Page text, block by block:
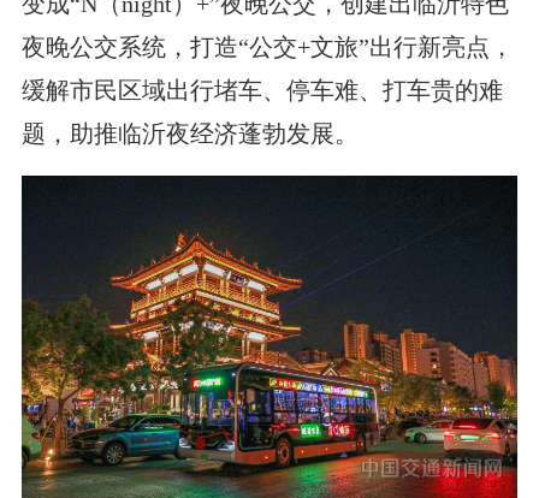
夜晚公交系统，打造“公交+文旅”出行新亮点，
缓解市民区域出行堵车、停车难、打车贵的难
题，助推临沂夜经济蓬勃发展。